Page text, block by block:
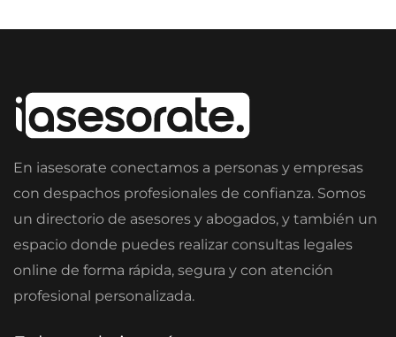
En iasesorate conectamos a personas y empresas
con despachos profesionales de confianza. Somos
un directorio de asesores y abogados, y también un
espacio donde puedes realizar consultas legales
online de forma rápida, segura y con atención
profesional personalizada.